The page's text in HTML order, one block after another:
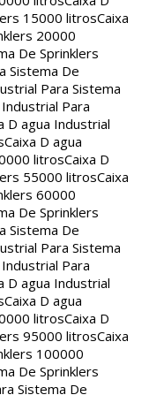
15000 litrosCaixa
20000
De Sprinklers
Sistema De
Para Sistema
Para
D agua Industrial
Caixa D agua
litrosCaixa D
55000 litrosCaixa
60000
De Sprinklers
Sistema De
Para Sistema
Para
D agua Industrial
Caixa D agua
litrosCaixa D
95000 litrosCaixa
100000
De Sprinklers
Sistema De